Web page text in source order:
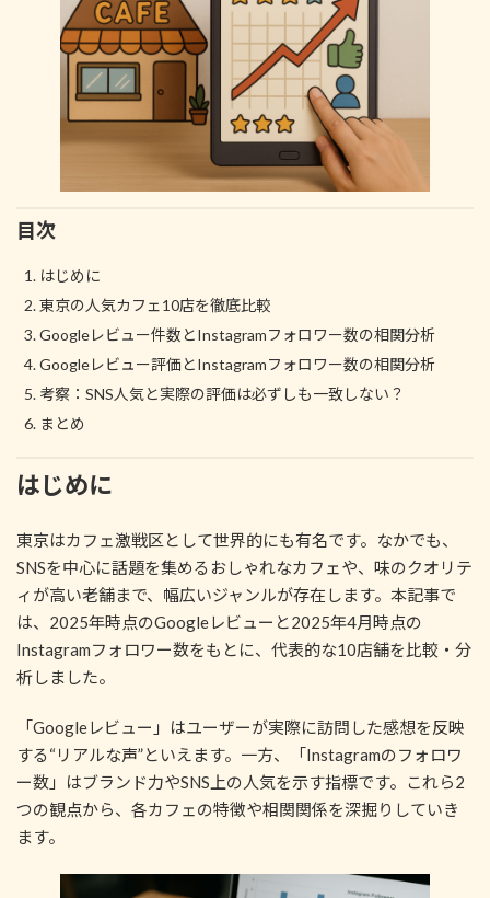
目次
はじめに
東京の人気カフェ10店を徹底比較
Googleレビュー件数とInstagramフォロワー数の相関分析
Googleレビュー評価とInstagramフォロワー数の相関分析
考察：SNS人気と実際の評価は必ずしも一致しない？
まとめ
はじめに
東京はカフェ激戦区として世界的にも有名です。なかでも、
SNSを中心に話題を集めるおしゃれなカフェや、味のクオリテ
ィが高い老舗まで、幅広いジャンルが存在します。本記事で
は、2025年時点のGoogleレビューと2025年4月時点の
Instagramフォロワー数をもとに、代表的な10店舗を比較・分
析しました。
「Googleレビュー」はユーザーが実際に訪問した感想を反映
する“リアルな声”といえます。一方、「Instagramのフォロワ
ー数」はブランド力やSNS上の人気を示す指標です。これら2
つの観点から、各カフェの特徴や相関関係を深掘りしていき
ます。